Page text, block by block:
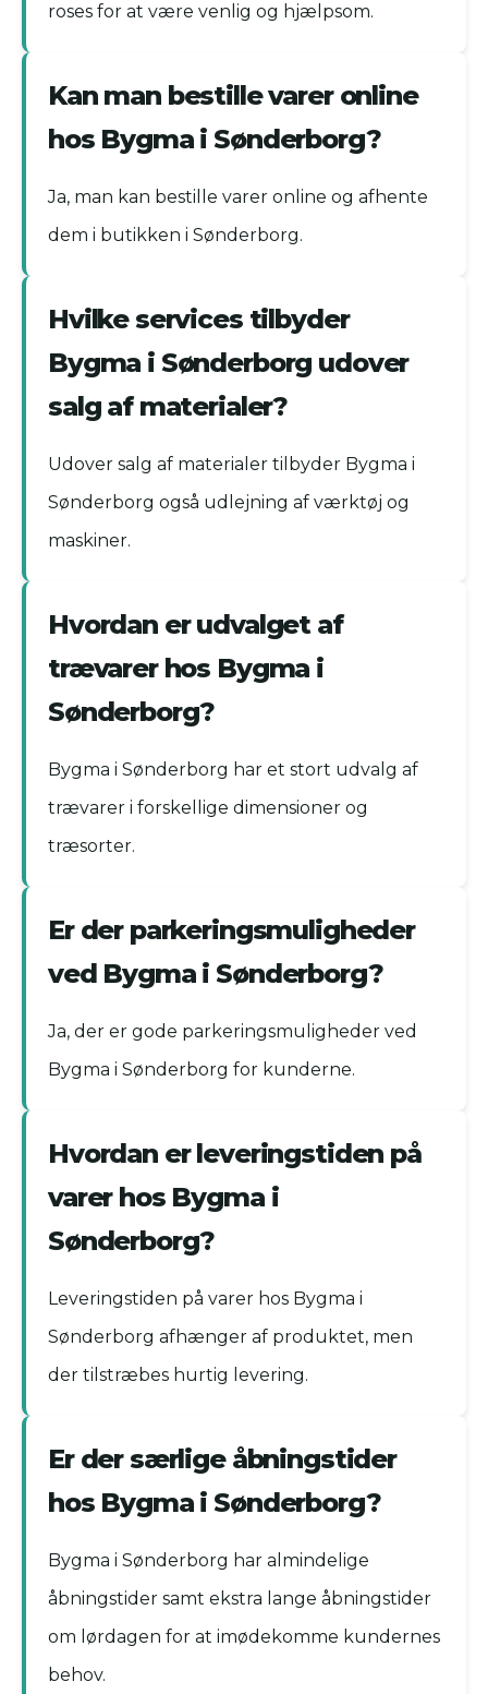
roses for at være venlig og hjælpsom.
Kan man bestille varer online
hos Bygma i Sønderborg?
Ja, man kan bestille varer online og afhente
dem i butikken i Sønderborg.
Hvilke services tilbyder
Bygma i Sønderborg udover
salg af materialer?
Udover salg af materialer tilbyder Bygma i
Sønderborg også udlejning af værktøj og
maskiner.
Hvordan er udvalget af
trævarer hos Bygma i
Sønderborg?
Bygma i Sønderborg har et stort udvalg af
trævarer i forskellige dimensioner og
træsorter.
Er der parkeringsmuligheder
ved Bygma i Sønderborg?
Ja, der er gode parkeringsmuligheder ved
Bygma i Sønderborg for kunderne.
Hvordan er leveringstiden på
varer hos Bygma i
Sønderborg?
Leveringstiden på varer hos Bygma i
Sønderborg afhænger af produktet, men
der tilstræbes hurtig levering.
Er der særlige åbningstider
hos Bygma i Sønderborg?
Bygma i Sønderborg har almindelige
åbningstider samt ekstra lange åbningstider
om lørdagen for at imødekomme kundernes
behov.